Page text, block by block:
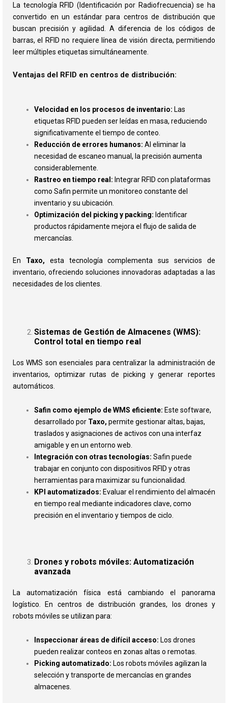
La tecnología RFID (Identificación por Radiofrecuencia) se ha
convertido en un estándar para centros de distribución que
buscan precisión y agilidad. A diferencia de los códigos de
barras, el RFID no requiere línea de visión directa, permitiendo
leer múltiples etiquetas simultáneamente.
Ventajas del RFID en centros de distribución:
Velocidad en los procesos de inventario: Las
etiquetas RFID pueden ser leídas en masa, reduciendo
significativamente el tiempo de conteo.
Reducción de errores humanos: Al eliminar la
necesidad de escaneo manual, la precisión aumenta
considerablemente.
Rastreo en tiempo real: Integrar RFID con plataformas
como Safin permite un monitoreo constante del
inventario y su ubicación​.
Optimización del picking y packing: Identificar
productos rápidamente mejora el flujo de salida de
mercancías.
En Taxo, esta tecnología complementa sus servicios de
inventario, ofreciendo soluciones innovadoras adaptadas a las
necesidades de los clientes.
Sistemas de Gestión de Almacenes (WMS):
Control total en tiempo real
Los WMS son esenciales para centralizar la administración de
inventarios, optimizar rutas de picking y generar reportes
automáticos.
Safin como ejemplo de WMS eficiente: Este software,
desarrollado por Taxo, permite gestionar altas, bajas,
traslados y asignaciones de activos con una interfaz
amigable y en un entorno web​.
Integración con otras tecnologías: Safin puede
trabajar en conjunto con dispositivos RFID y otras
herramientas para maximizar su funcionalidad.
KPI automatizados: Evaluar el rendimiento del almacén
en tiempo real mediante indicadores clave, como
precisión en el inventario y tiempos de ciclo.
Drones y robots móviles: Automatización
avanzada
La automatización física está cambiando el panorama
logístico. En centros de distribución grandes, los drones y
robots móviles se utilizan para:
Inspeccionar áreas de difícil acceso: Los drones
pueden realizar conteos en zonas altas o remotas.
Picking automatizado: Los robots móviles agilizan la
selección y transporte de mercancías en grandes
almacenes.